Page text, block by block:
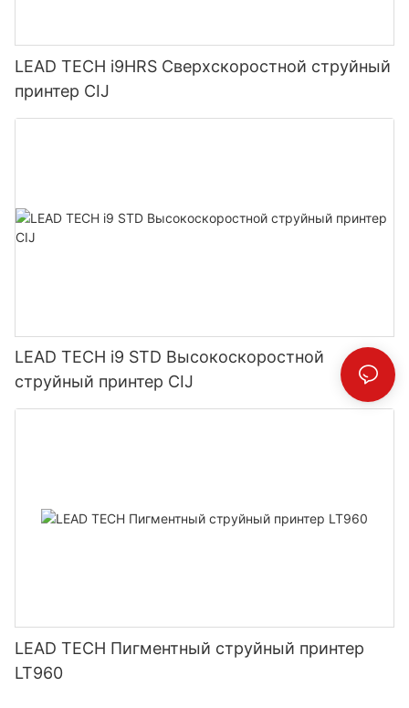
LEAD TECH i9HRS Сверхскоростной струйный
принтер CIJ
LEAD TECH i9 STD Высокоскоростной
струйный принтер CIJ
LEAD TECH Пигментный струйный принтер
LT960